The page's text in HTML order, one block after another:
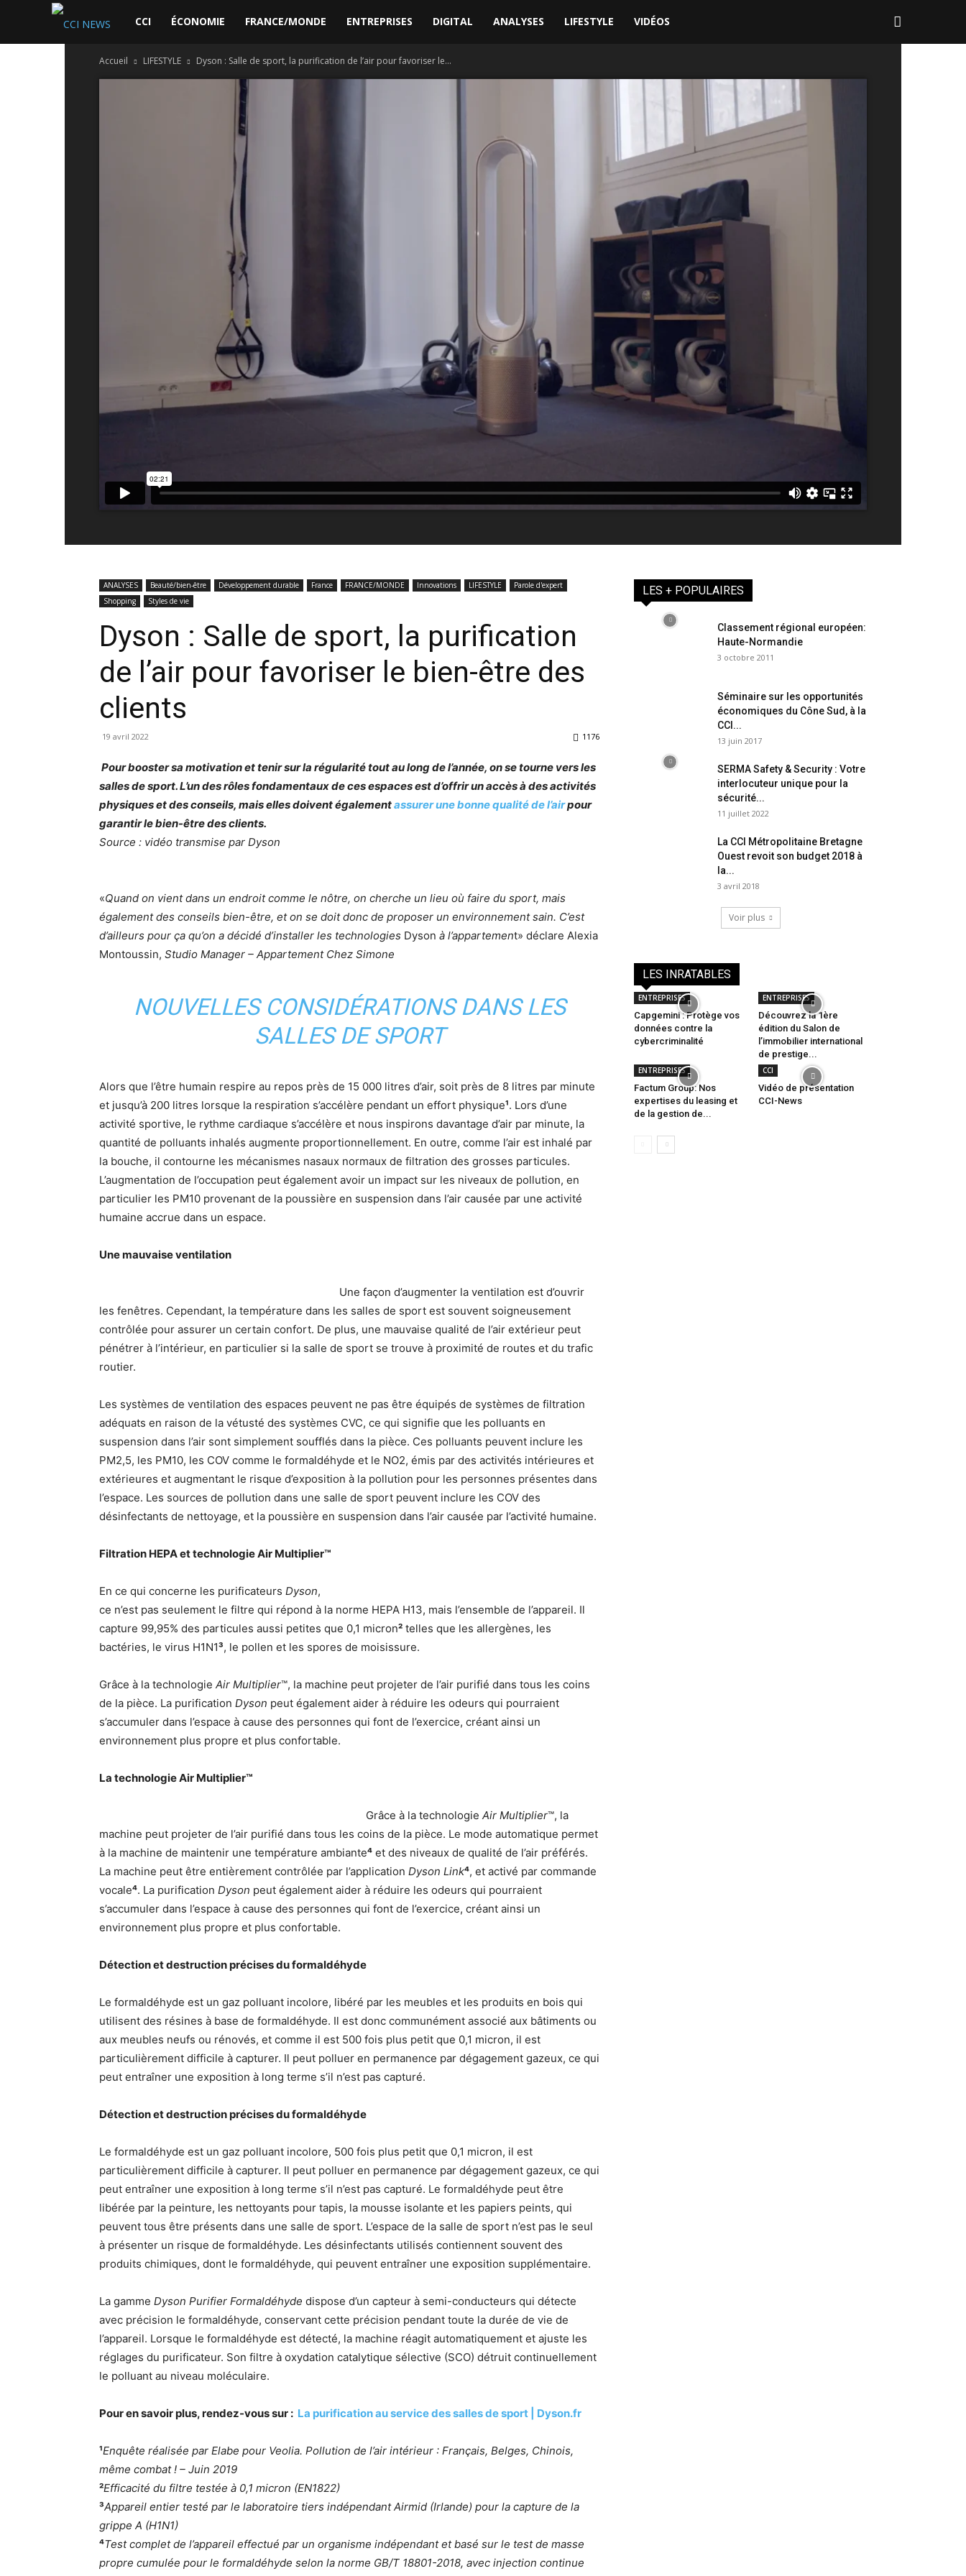
CCI
News
CCI ÉCONOMIE FRANCE/MONDE ENTREPRISES DIGITAL ANALYSES LIFESTYLE VIDÉOS
Accueil LIFESTYLE Dyson : Salle de sport, la purification de l’air pour favoriser le...
ANALYSES Beauté/bien-être Développement durable France FRANCE/MONDE Innovations LIFESTYLE
Parole d'expert
Shopping
Styles de vie
Dyson : Salle de sport, la purification
de l’air pour favoriser le bien-être des
clients
19 avril 2022 1176
Pour booster sa motivation et tenir sur la régularité tout au long de l’année, on se tourne vers les
salles de sport. L’un des rôles fondamentaux de ces espaces est d’offrir un accès à des activités
physiques et des conseils, mais elles doivent égalementassurer une bonne qualité de l’airpour
garantir le bien-être des clients.
Source : vidéo transmise par Dyson
«Quand on vient dans un endroit comme le nôtre, on cherche un lieu où faire du sport, mais
également des conseils bien-être, et on se doit donc de proposer un environnement sain. C’est
d’ailleurs pour ça qu’on a décidé d’installer les technologies Dyson à l’appartement» déclare Alexia
Montoussin, Studio Manager – Appartement Chez Simone
NOUVELLES CONSIDÉRATIONS DANS LES
SALLES DE SPORT
Alors que l’être humain respire au repos près de 15 000 litres d’air, soit près de 8 litres par minute
et jusqu’à 200 litres lorsque la respiration s’accélère pendant un effort physique¹. Lors d’une
activité sportive, le rythme cardiaque s’accélère et nous inspirons davantage d’air par minute, la
quantité de polluants inhalés augmente proportionnellement. En outre, comme l’air est inhalé par
la bouche, il contourne les mécanismes nasaux normaux de filtration des grosses particules.
L’augmentation de l’occupation peut également avoir un impact sur les niveaux de pollution, en
particulier les PM10 provenant de la poussière en suspension dans l’air causée par une activité
humaine accrue dans un espace.
Une mauvaise ventilation
Une façon d’augmenter la ventilation est d’ouvrir
les fenêtres. Cependant, la température dans les salles de sport est souvent soigneusement
contrôlée pour assurer un certain confort. De plus, une mauvaise qualité de l’air extérieur peut
pénétrer à l’intérieur, en particulier si la salle de sport se trouve à proximité de routes et du trafic
routier.
Les systèmes de ventilation des espaces peuvent ne pas être équipés de systèmes de filtration
adéquats en raison de la vétusté des systèmes CVC, ce qui signifie que les polluants en
suspension dans l’air sont simplement soufflés dans la pièce. Ces polluants peuvent inclure les
PM2,5, les PM10, les COV comme le formaldéhyde et le NO2, émis par des activités intérieures et
extérieures et augmentant le risque d’exposition à la pollution pour les personnes présentes dans
l’espace. Les sources de pollution dans une salle de sport peuvent inclure les COV des
désinfectants de nettoyage, et la poussière en suspension dans l’air causée par l’activité humaine.
Filtration HEPA et technologie Air Multiplier™
En ce qui concerne les purificateurs Dyson,
ce n’est pas seulement le filtre qui répond à la norme HEPA H13, mais l’ensemble de l’appareil. Il
capture 99,95% des particules aussi petites que 0,1 micron² telles que les allergènes, les
bactéries, le virus H1N1³, le pollen et les spores de moisissure.
Grâce à la technologie Air Multiplier™, la machine peut projeter de l’air purifié dans tous les coins
de la pièce. La purification Dyson peut également aider à réduire les odeurs qui pourraient
s’accumuler dans l’espace à cause des personnes qui font de l’exercice, créant ainsi un
environnement plus propre et plus confortable.
La technologie Air Multiplier™
Grâce à la technologie Air Multiplier™, la
machine peut projeter de l’air purifié dans tous les coins de la pièce. Le mode automatique permet
à la machine de maintenir une température ambiante⁴ et des niveaux de qualité de l’air préférés.
La machine peut être entièrement contrôlée par l’application Dyson Link⁴, et activé par commande
vocale⁴. La purification Dyson peut également aider à réduire les odeurs qui pourraient
s’accumuler dans l’espace à cause des personnes qui font de l’exercice, créant ainsi un
environnement plus propre et plus confortable.
Détection et destruction précises du formaldéhyde
Le formaldéhyde est un gaz polluant incolore, libéré par les meubles et les produits en bois qui
utilisent des résines à base de formaldéhyde. Il est donc communément associé aux bâtiments ou
aux meubles neufs ou rénovés, et comme il est 500 fois plus petit que 0,1 micron, il est
particulièrement difficile à capturer. Il peut polluer en permanence par dégagement gazeux, ce qui
peut entraîner une exposition à long terme s’il n’est pas capturé.
Détection et destruction précises du formaldéhyde
Le formaldéhyde est un gaz polluant incolore, 500 fois plus petit que 0,1 micron, il est
particulièrement difficile à capturer. Il peut polluer en permanence par dégagement gazeux, ce qui
peut entraîner une exposition à long terme s’il n’est pas capturé. Le formaldéhyde peut être
libérée par la peinture, les nettoyants pour tapis, la mousse isolante et les papiers peints, qui
peuvent tous être présents dans une salle de sport. L’espace de la salle de sport n’est pas le seul
à présenter un risque de formaldéhyde. Les désinfectants utilisés contiennent souvent des
produits chimiques, dont le formaldéhyde, qui peuvent entraîner une exposition supplémentaire.
La gamme Dyson Purifier Formaldéhyde dispose d’un capteur à semi-conducteurs qui détecte
avec précision le formaldéhyde, conservant cette précision pendant toute la durée de vie de
l’appareil. Lorsque le formaldéhyde est détecté, la machine réagit automatiquement et ajuste les
réglages du purificateur. Son filtre à oxydation catalytique sélective (SCO) détruit continuellement
le polluant au niveau moléculaire.
Pour en savoir plus, rendez-vous sur : La purification au service des salles de sport | Dyson.fr
¹Enquête réalisée par Elabe pour Veolia. Pollution de l’air intérieur : Français, Belges, Chinois,
même combat ! – Juin 2019
²Efficacité du filtre testée à 0,1 micron (EN1822)
³Appareil entier testé par le laboratoire tiers indépendant Airmid (Irlande) pour la capture de la
grippe A (H1N1)
⁴Test complet de l’appareil effectué par un organisme indépendant et basé sur le test de masse
propre cumulée pour le formaldéhyde selon la norme GB/T 18801-2018, avec injection continue
LES + POPULAIRES
Classement régional européen:
Haute-Normandie
3 octobre 2011
Séminaire sur les opportunités
économiques du Cône Sud, à la
CCI...
13 juin 2017
SERMA Safety & Security : Votre
interlocuteur unique pour la
sécurité...
11 juillet 2022
La CCI Métropolitaine Bretagne
Ouest revoit son budget 2018 à
la...
3 avril 2018
Voir plus
LES INRATABLES
ENTREPRISES
Capgemini : Protège vos
données contre la
cybercriminalité
ENTREPRISES
Découvrez la 1ère
édition du Salon de
l’immobilier international
de prestige...
ENTREPRISES
Factum Group: Nos
expertises du leasing et
de la gestion de...
CCI
Vidéo de présentation
CCI-News